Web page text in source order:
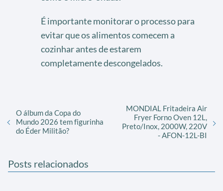
É importante monitorar o processo para
evitar que os alimentos comecem a
cozinhar antes de estarem
completamente descongelados.
O álbum da Copa do
Mundo 2026 tem figurinha
do Éder Militão?
MONDIAL Fritadeira Air
Fryer Forno Oven 12L,
Preto/Inox, 2000W, 220V
- AFON-12L-BI
Posts relacionados